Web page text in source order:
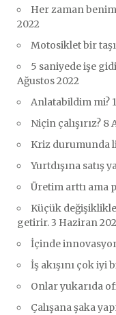
Her zaman
2022
Motosiklet bir
5 saniyede işe
Ağustos 2022
Anlatabildim mi?
Niçin çalışırız? 8
Kriz durumunda
Yurtdışına satış
Üretim arttı ama
Küçük
getirir.3 Haziran
İçinde
İş akışını çok iyi
Onlar yukarıda
Çalışana şaka